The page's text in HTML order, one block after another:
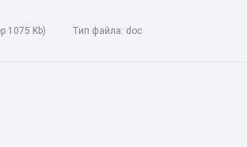
1075 Kb) Тип файла: doc